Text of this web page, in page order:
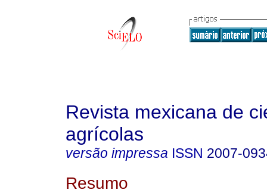
Revista mexicana de
agrícolas
versão impressa ISSN 2007-
Resumo